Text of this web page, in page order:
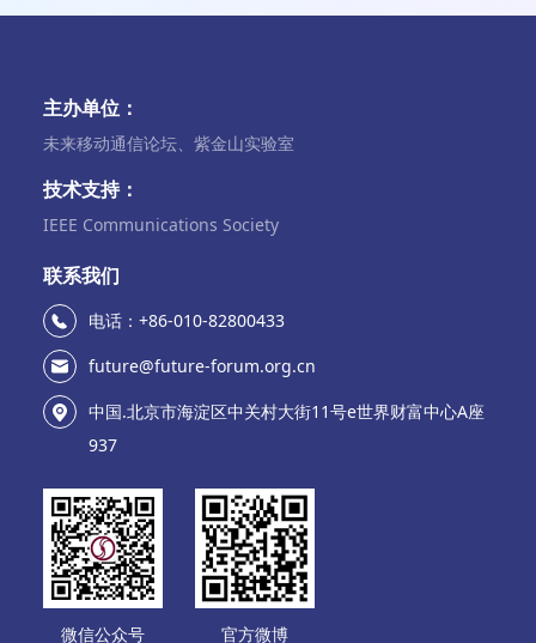
主办单位：
未来移动通信论坛、紫金山实验室
技术支持：
IEEE Communications Society
联系我们
电话：+86-010-82800433
future@future-forum.org.cn
中国.北京市海淀区中关村大街11号e世界财富中心A座
937
微信公众号 官方微博